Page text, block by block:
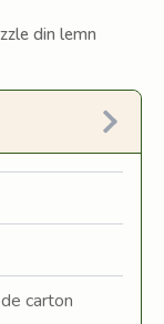
din lemn
carton